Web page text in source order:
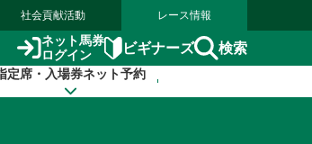
社会貢献活動 レース情報
ネット馬券
ログイン
ビギナーズ 検索
定席・入場券ネット予約